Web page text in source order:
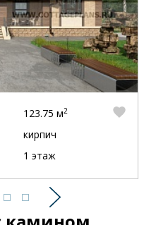
Следующий
123.75 м2
кирпич
1 этаж